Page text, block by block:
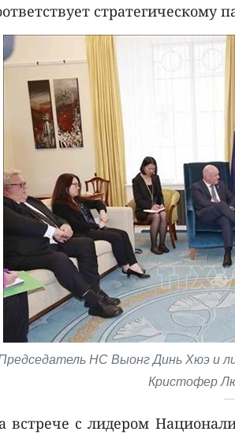
стратегическому
НС Выонг Динь Хюэ и
Кристофер
встрече с лидером